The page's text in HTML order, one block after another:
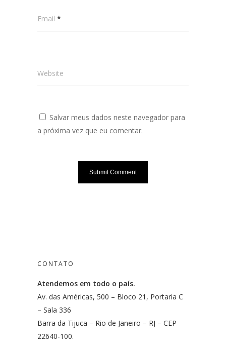
Email *
Website
Salvar meus dados neste navegador para
a próxima vez que eu comentar.
CONTATO
Atendemos em todo o país.
Av. das Américas, 500 – Bloco 21, Portaria C
– Sala 336
Barra da Tijuca – Rio de Janeiro – RJ – CEP
22640-100.